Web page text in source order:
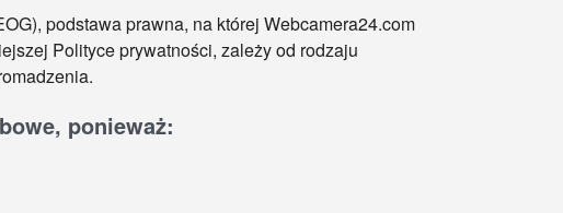
podstawa prawna, na której Webcamera24.com
Polityce prywatności, zależy od rodzaju
ponieważ: